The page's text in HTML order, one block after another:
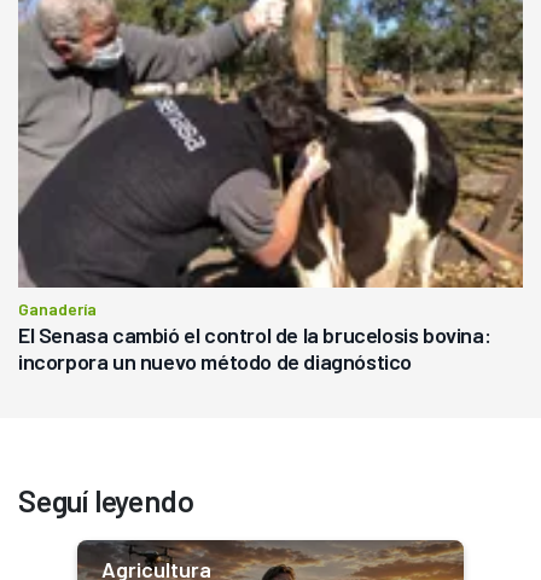
Ganadería
El Senasa cambió el control de la brucelosis bovina:
incorpora un nuevo método de diagnóstico
Seguí leyendo
Agricultura